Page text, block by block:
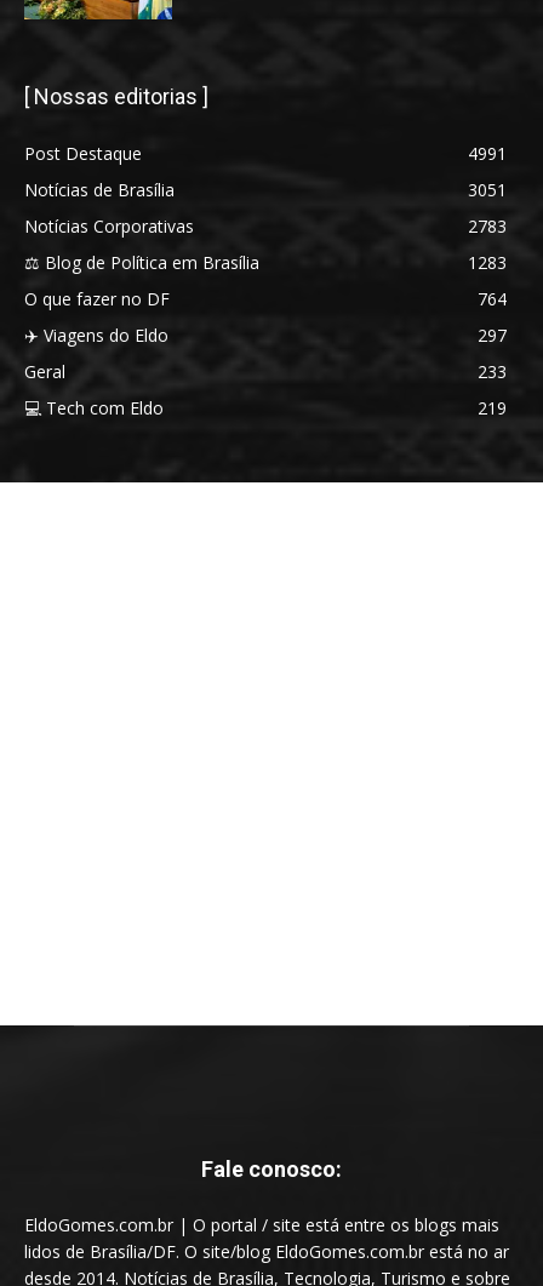
[ Nossas editorias ]
Post Destaque
4991
Notícias de Brasília
3051
Notícias Corporativas
2783
⚖️ Blog de Política em Brasília
1283
O que fazer no DF
764
✈️ Viagens do Eldo
297
Geral
233
💻 Tech com Eldo
219
Fale conosco:
EldoGomes.com.br | O portal / site está entre os blogs mais
lidos de Brasília/DF. O site/blog EldoGomes.com.br está no ar
desde 2014. Notícias de Brasília, Tecnologia, Turismo e sobre